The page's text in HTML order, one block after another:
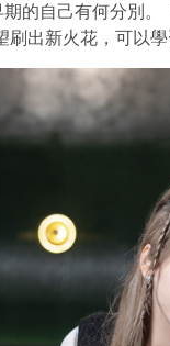
的自己有何分別
出新火花，可以學